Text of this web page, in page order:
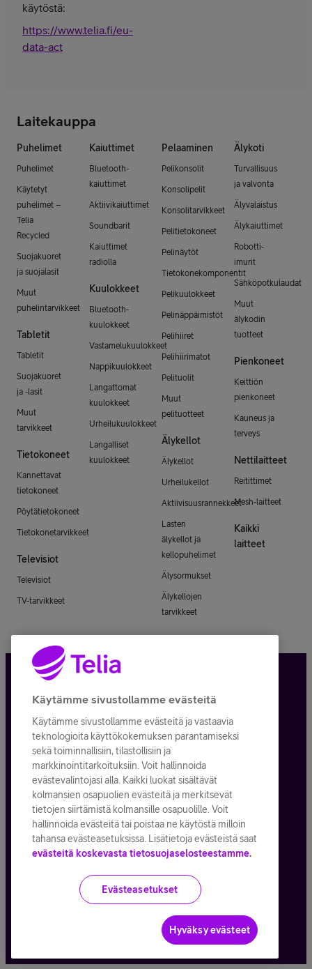
käytöstä:
https://www.telia.fi/eu-
data-act
Laitekauppa
Puhelimet
Puhelimet
Käytetyt
puhelimet –
Telia
Recycled
Suojakuoret
ja suojalasit
Muut
puhelintarvikkeet
Tabletit
Tabletit
Suojakuoret
ja -lasit
Muut
tarvikkeet
Tietokoneet
Kannettavat
tietokoneet
Pöytätietokoneet
Tietokonetarvikkeet
Televisiot
Televisiot
TV-tarvikkeet
Kaiuttimet
Bluetooth-
kaiuttimet
Aktiivikaiuttimet
Soundbarit
Kaiuttimet
radiolla
Kuulokkeet
Bluetooth-
kuulokkeet
Vastamelukuulokkeet
Nappikuulokkeet
Langattomat
kuulokkeet
Urheilukuulokkeet
Langalliset
kuulokkeet
Pelaaminen
Pelikonsolit
Konsolipelit
Konsolitarvikkeet
Pelitietokoneet
Pelinäytöt
Tietokonekomponentit
Pelikuulokkeet
Pelinäppäimistöt
Pelihiiret
Pelihiirimatot
Pelituolit
Muut
pelituotteet
Älykellot
Älykellot
Urheilukellot
Aktiivisuusrannekkeet
Lasten
älykellot ja
kellopuhelimet
Älysormukset
Älykellojen
tarvikkeet
Älykoti
Turvallisuus
ja valvonta
Älyvalaistus
Älykaiuttimet
Robotti-
imurit
Sähköpotkulaudat
Muut
älykodin
tuotteet
Pienkoneet
Keittiön
pienkoneet
Kauneus ja
terveys
Nettilaitteet
Reitittimet
Mesh-laitteet
Kaikki
laitteet
Tietosuoja ja -turva
Tilauksen peruuttaminen
Käyttöehdot
Evästeiden käyttö
Toimitusehdot ja palvelukuvaukset
Kaikki hinnat ALV25,5%
© Telia Company2026
Käytämme sivustollamme evästeitä
Käytämme sivustollamme evästeitä ja vastaavia
teknologioita käyttökokemuksen parantamiseksi
sekä toiminnallisiin, tilastollisiin ja
markkinointitarkoituksiin. Voit hallinnoida
evästevalintojasi alla. Kaikki luokat sisältävät
kolmansien osapuolien evästeitä ja merkitsevät
tietojen siirtämistä kolmansille osapuolille. Voit
hallinnoida evästeitä tai poistaa ne käytöstä milloin
tahansa evästeasetuksissa. Lisätietoja evästeistä saat
evästeitä koskevasta tietosuojaselosteestamme.
Evästeasetukset
Hyväksy evästeet